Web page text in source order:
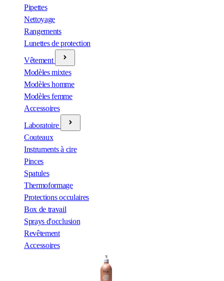
Pipettes
Nettoyage
Rangements
Lunettes de protection
Vêtement
Modèles mixtes
Modèles homme
Modèles femme
Accessoires
Laboratoire
Couteaux
Instruments à cire
Pinces
Spatules
Thermoformage
Protections occulaires
Box de travail
Sprays d'occlusion
Revêtement
Accessoires